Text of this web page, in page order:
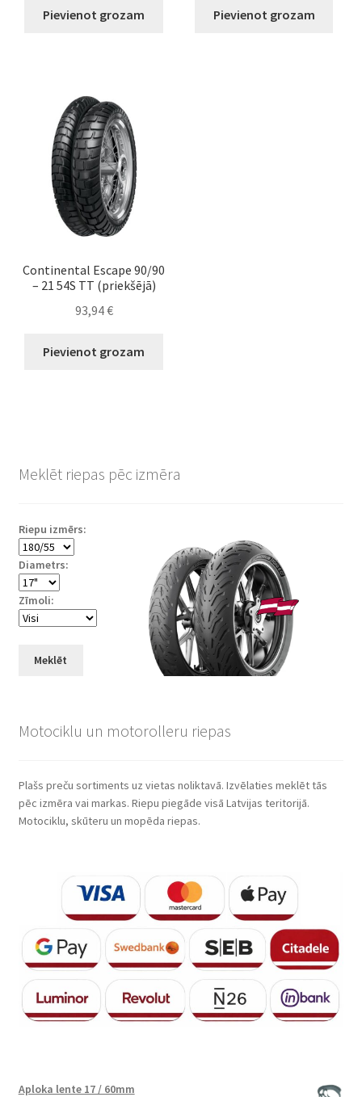
Pievienot grozam Pievienot grozam
Continental Escape 90/90
– 21 54S TT (priekšējā)
93,94€
Pievienot grozam
Meklēt riepas pēc izmēra
Riepu izmērs:
Diametrs:
Zīmoli:
Meklēt
Motociklu un motorolleru riepas
Plašs preču sortiments uz vietas noliktavā. Izvēlaties meklēt tās
pēc izmēra vai markas. Riepu piegāde visā Latvijas teritorijā.
Motociklu, skūteru un mopēda riepas.
Aploka lente 17 / 60mm